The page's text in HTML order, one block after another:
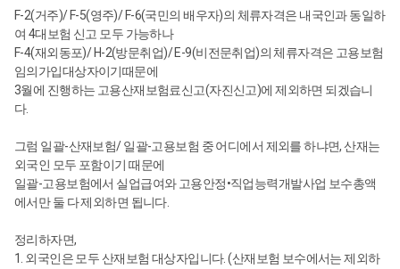
F-2(거주)/ F-5(영주)/ F-6(국민의 배우자)의 체류자격은 내국인과 동일하
여 4대보험 신고 모두 가능하나
F-4(재외동포)/ H-2(방문취업)/ E-9(비전문취업)의 체류자격은 고용보험
임의가입대상자이기때문에
3월에 진행하는 고용산재보험료신고(자진신고)에 제외하면 되겠습니
다.
그럼 일괄-산재보험/ 일괄-고용보험 중 어디에서 제외를 하냐면, 산재는
외국인 모두 포함이기 때문에
일괄-고용보험에서 실업급여와 고용안정•직업능력개발사업 보수총액
에서만 둘 다 제외하면 됩니다.
정리하자면,
1. 외국인은 모두 산재보험 대상자입니다. (산재보험 보수에서는 제외하